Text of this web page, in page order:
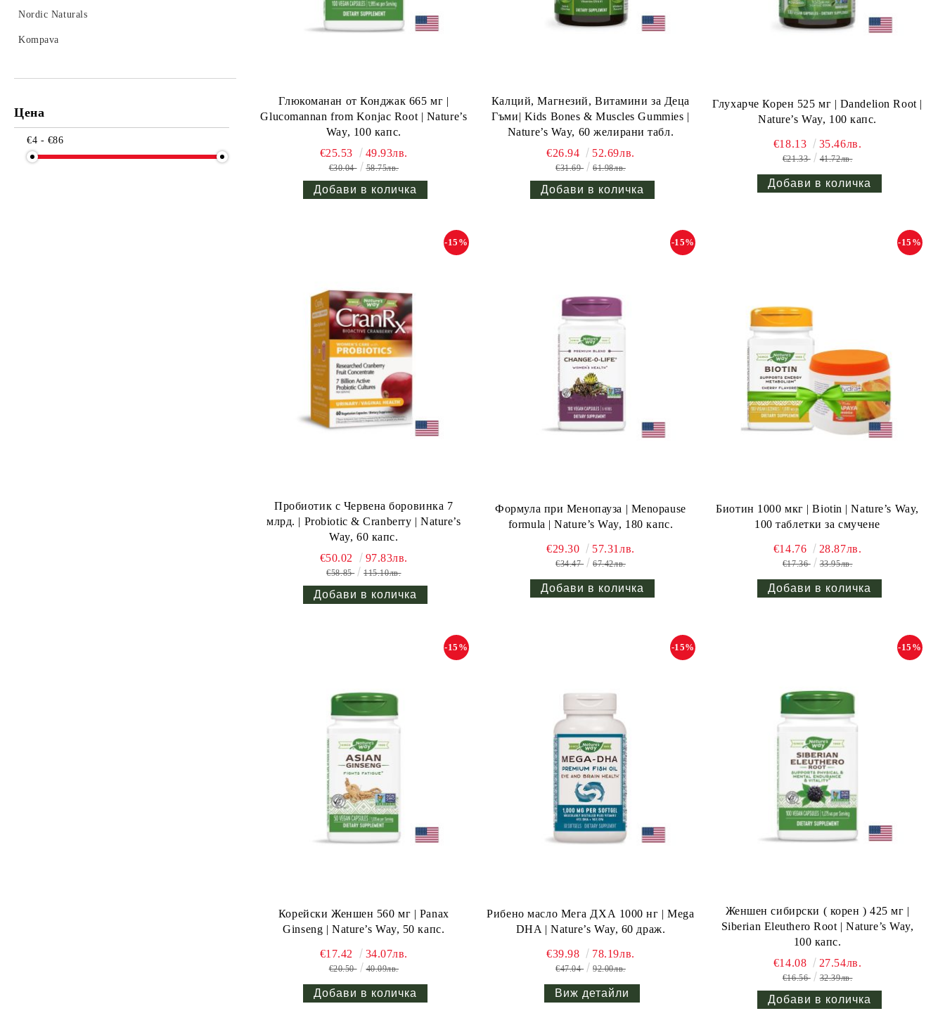
Nordic Naturals
Kompava
Цена
€4 - €86
Глюкоманан от Конджак 665 мг |
Glucomannan from Konjac Root | Nature’s
Way, 100 капс.
€25.53 49.93лв.
€30.04 58.75лв.
Калций, Магнезий, Витамини за Деца
Гъми| Kids Bones & Muscles Gummies |
Nature’s Way, 60 желирани табл.
€26.94 52.69лв.
€31.69 61.98лв.
Глухарче Корен 525 мг | Dandelion Root |
Nature’s Way, 100 капс.
€18.13 35.46лв.
€21.33 41.72лв.
Пробиотик с Червена боровинка 7
млрд. | Probiotic & Cranberry | Nature’s
Way, 60 капс.
-15%
€50.02 97.83лв.
€58.85 115.10лв.
Формула при Менопауза | Menopause
formula | Nature’s Way, 180 капс.
-15%
€29.30 57.31лв.
€34.47 67.42лв.
Биотин 1000 мкг | Biotin | Nature’s Way,
100 таблетки за смучене
-15%
€14.76 28.87лв.
€17.36 33.95лв.
Корейски Женшен 560 мг | Panax
Ginseng | Nature’s Way, 50 капс.
-15%
€17.42 34.07лв.
€20.50 40.09лв.
Рибено масло Мега ДХА 1000 нг | Mega
DHA | Nature’s Way, 60 драж.
-15%
€39.98 78.19лв.
€47.04 92.00лв.
Виж детайли
Женшен сибирски ( корен ) 425 мг |
Siberian Eleuthero Root | Nature’s Way,
100 капс.
-15%
€14.08 27.54лв.
€16.56 32.39лв.